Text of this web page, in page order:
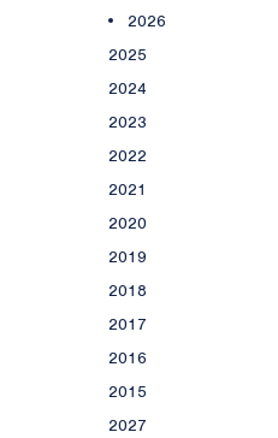
2026
2025
2024
2023
2022
2021
2020
2019
2018
2017
2016
2015
2027